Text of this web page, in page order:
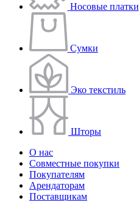
Носовые платки
Сумки
Эко текстиль
Шторы
О нас
Совместные покупки
Покупателям
Арендаторам
Поставщикам